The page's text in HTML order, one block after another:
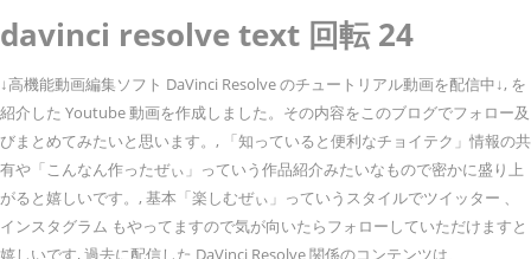
davinci resolve text 回転 24
↓高機能動画編集ソフト DaVinci Resolve のチュートリアル動画を配信中↓, を
紹介した Youtube 動画を作成しました。その内容をこのブログでフォロー及
びまとめてみたいと思います。, 「知っていると便利なチョイテク」情報の共
有や「こんなん作ったぜぃ」っていう作品紹介みたいなもので密かに盛り上
がると嬉しいです。, 基本「楽しむぜぃ」っていうスタイルでツイッター 、
インスタグラム もやってますので気が向いたらフォローしていただけますと
嬉しいです, 過去に配信した DaVinci Resolve 関係のコンテンツは、